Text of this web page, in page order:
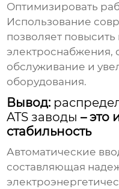
Оптимизировать
Использование
позволяет
электроснабжения,
обслуживание и
оборудования.
Вывод:
ATS заводы – это
стабильность
Автоматические
составляющая